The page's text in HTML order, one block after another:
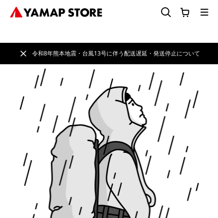
令和8年熊本地震・台風13号に伴う配送遅延・発送停止について